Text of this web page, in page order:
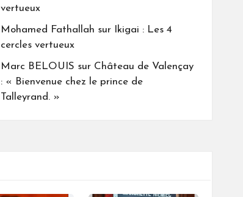
vertueux
Mohamed Fathallah sur
Ikigai : Les 4
cercles vertueux
Marc BELOUIS sur Château de Valençay
: « Bienvenue chez le prince de
Talleyrand. »